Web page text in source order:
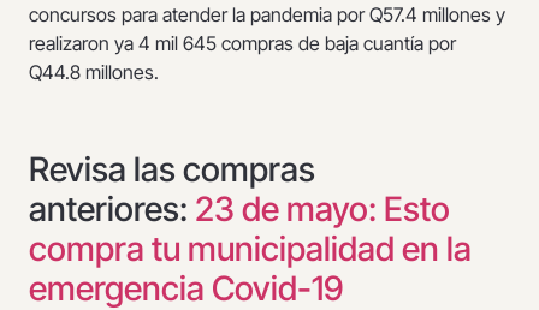
concursos para atender la pandemia por Q57.4 millones y
realizaron ya 4 mil 645 compras de baja cuantía por
Q44.8 millones.
Revisa las compras
anteriores: 23 de mayo: Esto
compra tu municipalidad en la
emergencia Covid-19